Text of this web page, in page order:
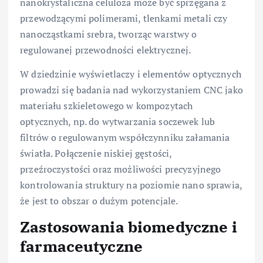
przewodzącymi polimerami, tlenkami metali czy
nanocząstkami srebra, tworząc warstwy o
regulowanej przewodności elektrycznej.
W dziedzinie wyświetlaczy i elementów optycznych
prowadzi się badania nad wykorzystaniem CNC jako
materiału szkieletowego w kompozytach
optycznych, np. do wytwarzania soczewek lub
filtrów o regulowanym współczynniku załamania
światła. Połączenie niskiej gęstości,
przeźroczystości oraz możliwości precyzyjnego
kontrolowania struktury na poziomie nano sprawia,
że jest to obszar o dużym potencjale.
Zastosowania biomedyczne i
farmaceutyczne